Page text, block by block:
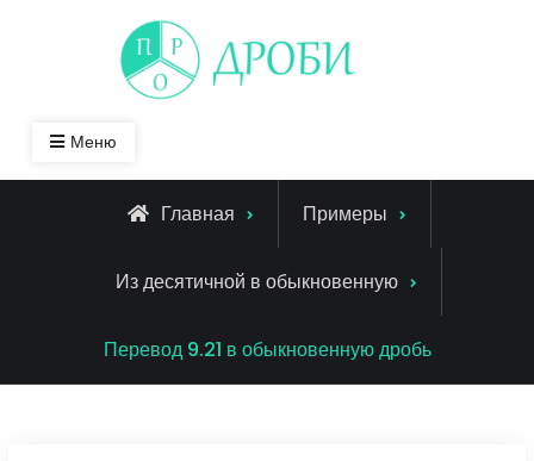
Меню
Главная Примеры
Из десятичной в обыкновенную
Перевод 9.21 в обыкновенную дробь